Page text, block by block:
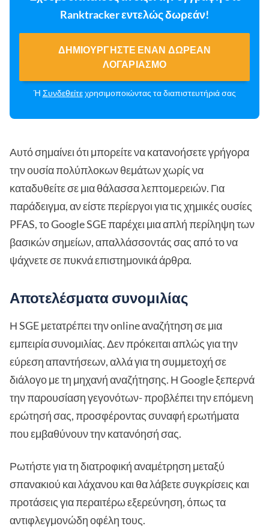
Ranktracker εντελώς δωρεάν!
ΔΗΜΙΟΥΡΓΉΣΤΕ ΈΝΑΝ ΔΩΡΕΆΝ
ΛΟΓΑΡΙΑΣΜΌ
Ή Συνδεθείτεχρησιμοποιώντας τα διαπιστευτήριά σας
Αυτό σημαίνει ότι μπορείτε να κατανοήσετε γρήγορα
την ουσία πολύπλοκων θεμάτων χωρίς να
καταδυθείτε σε μια θάλασσα λεπτομερειών. Για
παράδειγμα, αν είστε περίεργοι για τις χημικές ουσίες
PFAS, το Google SGE παρέχει μια απλή περίληψη των
βασικών σημείων, απαλλάσσοντάς σας από το να
ψάχνετε σε πυκνά επιστημονικά άρθρα.
Αποτελέσματα συνομιλίας
Η SGE μετατρέπει την online αναζήτηση σε μια
εμπειρία συνομιλίας. Δεν πρόκειται απλώς για την
εύρεση απαντήσεων, αλλά για τη συμμετοχή σε
διάλογο με τη μηχανή αναζήτησης. Η Google ξεπερνά
την παρουσίαση γεγονότων- προβλέπει την επόμενη
ερώτησή σας, προσφέροντας συναφή ερωτήματα
που εμβαθύνουν την κατανόησή σας.
Ρωτήστε για τη διατροφική αναμέτρηση μεταξύ
σπανακιού και λάχανου και θα λάβετε συγκρίσεις και
προτάσεις για περαιτέρω εξερεύνηση, όπως τα
αντιφλεγμονώδη οφέλη τους.